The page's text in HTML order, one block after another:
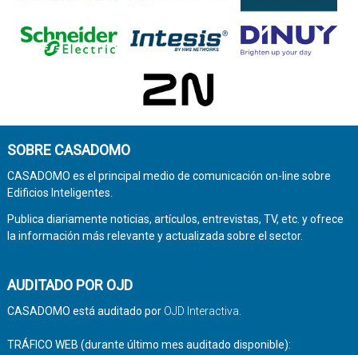
SOBRE CASADOMO
CASADOMO es el principal medio de comunicación on-line sobre
Edificios Inteligentes.
Publica diariamente noticias, artículos, entrevistas, TV, etc. y ofrece
la información más relevante y actualizada sobre el sector.
AUDITADO POR OJD
CASADOMO está auditado por OJD Interactiva
TRÁFICO WEB (durante último mes auditado disponible):